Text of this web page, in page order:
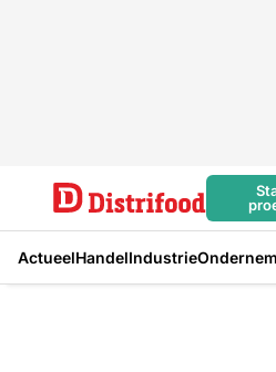
ActueelHandelIndustrie